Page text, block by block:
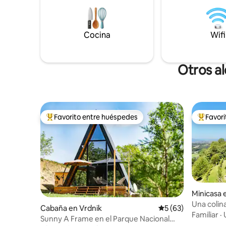
mejor escapada!
de lujo y
Cocina Wifi
Otros
Favorito entre huéspedes preferido
Favorito entre huéspedes
Cabaña en Vrdnik Calificación
5 (63)
Sunny A Frame en el Parque Nacional
Minicasa
Una
Familiar ·